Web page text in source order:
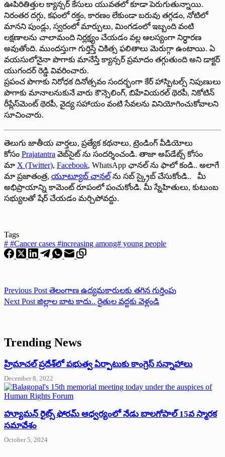
ఊపిరితిత్తుల క్యాన్సర్ కేసులు యువతలో కూడా పెరుగుతున్నాయి.
నిరంతర దగ్గు, కఫంలో రక్తం, కారణం లేకుండా బరువు తగ్గడం, నోటిలో
మానని పుండ్లు, స్వరంలో మార్పులు, మింగడంలో ఇబ్బంది వంటి
లక్షణాలను చాలామంది నిర్లక్ష్యం చేయడం వల్ల ఆలస్యంగా నిర్ధారణ
అవుతోంది. ముందస్తుగా గుర్తిస్తే చికిత్స ఫలితాలు మెరుగ్గా ఉంటాయి. ఏ
వయసులోనైనా పొగాకు మానేస్తే క్యాన్సర్ ప్రమాదం తగ్గుతుంది అని డాక్టర్
యుగందర్ రెడ్డి వివరించారు.
ప్రపంచ పొగాకు నిరోధక దినోత్సవం సందర్భంగా కేర్ హాస్పిటల్స్ నిపుణులు
పొగాకు మానాలనుకునే వారు కౌన్సెలింగ్, బిహేవియరల్ థెరపీ, నికోటిన్
రీప్లేస్‌మెంట్ థెరపీ, వైద్య సహాయం వంటి సేవలను వినియోగించుకోవాలని
సూచించారు.
తెలుగు జాతీయ వార్తలు, ప్రత్యేక కథనాలు, ట్రెండింగ్ వీడియోలు
కోసం Prajatantra వెబ్‌సైట్ ను సందర్శించండి. తాజా అప్‌డేట్స్ కోసం
మా X (Twitter), Facebook, WhatsApp ఛానల్ ను ఫాలో కండి.. అలాగే
మా ప్రజాతంత్ర, యూట్యూబ్ చానల్ ను సబ్ స్క్రైబ్ చేసుకోండి.. మీ
అభిప్రాయాన్ని కామెంట్ రూపంలో పంచుకోండి. మీ స్నేహితులు, కుటుంబ
సభ్యులతో షేర్ చేయడం మర్చిపోవద్దు.
Tags
# #Cancer cases #increasing among# young people
Previous Post తెలంగాణ ఉద్యమకారులకు తగిన గుర్తింపు
Next Post జిల్లాల బాట కాదు.. రైతుల వద్దకు వెళ్లండి
Trending News
‌హ్రిమాచల్‌ ‌ప్రదేశ్‌లో పభుత్వ ఏర్పాటుకు కాంగ్రెస్‌ ‌సన్నాహాలు
December 8, 2022
హ్యూమన్‌ రైట్స్‌ ఫోరమ్‌ ఆధ్వర్యంలో నేడు బాలగోపాల్‌ 15వ స్మారక
సమావేశం
October 5, 2024